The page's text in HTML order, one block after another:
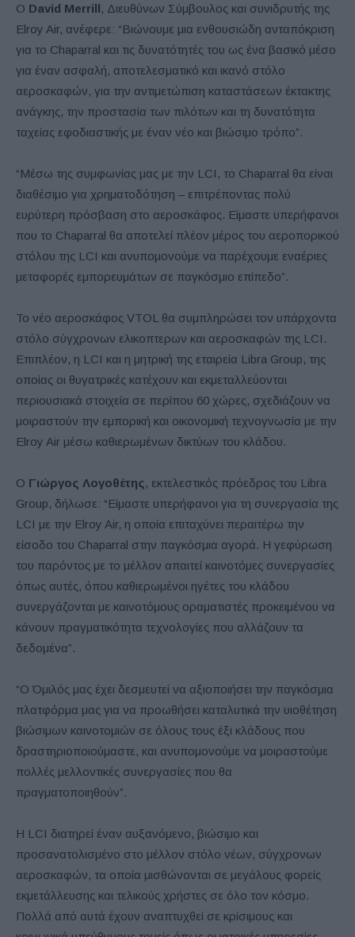
Ο David Merrill, Διευθύνων Σύμβουλος και συνιδρυτής της
Elroy Air, ανέφερε: “Βιώνουμε μια ενθουσιώδη ανταπόκριση
για το Chaparral και τις δυνατότητές του ως ένα βασικό μέσο
για έναν ασφαλή, αποτελεσματικό και ικανό στόλο
αεροσκαφών, για την αντιμετώπιση καταστάσεων έκτακτης
ανάγκης, την προστασία των πιλότων και τη δυνατότητα
ταχείας εφοδιαστικής με έναν νέο και βιώσιμο τρόπο”.
“Μέσω της συμφωνίας μας με την LCI, το Chaparral θα είναι
διαθέσιμο για χρηματοδότηση – επιτρέποντας πολύ
ευρύτερη πρόσβαση στο αεροσκάφος. Είμαστε υπερήφανοι
που το Chaparral θα αποτελεί πλέον μέρος του αεροπορικού
στόλου της LCI και ανυπομονούμε να παρέχουμε εναέριες
μεταφορές εμπορευμάτων σε παγκόσμιο επίπεδο”.
Το νέο αεροσκάφος VTOL θα συμπληρώσει τον υπάρχοντα
στόλο σύγχρονων ελικοπτερων και αεροσκαφών της LCI.
Επιπλέον, η LCI και η μητρική της εταιρεία Libra Group, της
οποίας οι θυγατρικές κατέχουν και εκμεταλλεύονται
περιουσιακά στοιχεία σε περίπου 60 χώρες, σχεδιάζουν να
μοιραστούν την εμπορική και οικονομική τεχνογνωσία με την
Elroy Air μέσω καθιερωμένων δικτύων του κλάδου.
Ο Γιώργος Λογοθέτης , εκτελεστικός πρόεδρος του Libra
Group, δήλωσε: “Είμαστε υπερήφανοι για τη συνεργασία της
LCI με την Elroy Air, η οποία επιταχύνει περαιτέρω την
είσοδο του Chaparral στην παγκόσμια αγορά. Η γεφύρωση
του παρόντος με το μέλλον απαιτεί καινοτόμες συνεργασίες
όπως αυτές, όπου καθιερωμένοι ηγέτες του κλάδου
συνεργάζονται με καινοτόμους οραματιστές προκειμένου να
κάνουν πραγματικότητα τεχνολογίες που αλλάζουν τα
δεδομένα”.
“Ο Όμιλός μας έχει δεσμευτεί να αξιοποιήσει την παγκόσμια
πλατφόρμα μας για να προωθήσει καταλυτικά την υιοθέτηση
βιώσιμων καινοτομιών σε όλους τους έξι κλάδους που
δραστηριοποιούμαστε, και ανυπομονούμε να μοιραστούμε
πολλές μελλοντικές συνεργασίες που θα
πραγματοποιηθούν”.
Η LCI διατηρεί έναν αυξανόμενο, βιώσιμο και
προσανατολισμένο στο μέλλον στόλο νέων, σύγχρονων
αεροσκαφών, τα οποία μισθώνονται σε μεγάλους φορείς
εκμετάλλευσης και τελικούς χρήστες σε όλο τον κόσμο.
Πολλά από αυτά έχουν αναπτυχθεί σε κρίσιμους και